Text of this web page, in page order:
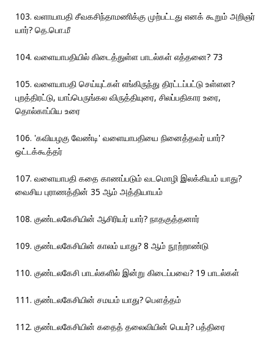
103. வளாயாபதி சீவகசிந்தாமணிக்கு முற்பட்டது எனக் கூறும் அறிஞர்
யார்? தெ.பொ.மீ
104. வளையாபதியில் கிடைத்துள்ள பாடல்கள் எத்தனை? 73
105. வளையாபதி செய்யுட்கள் எங்கிருந்து திரட்டப்பட்டு உள்ளன?
புறத்திரட்டு, யாப்பெருங்கல விருத்தியுரை, சிலப்பதிகார உரை,
தொல்காப்பிய உரை
106. 'கவியழகு வேண்டி' வளையாபதியை நினைத்தவர் யார்?
ஒட்டக்கூத்தர்
107. வளையாபதி கதை காணப்படும் வடமொழி இலக்கியம் யாது?
வைசிய புராணத்தின் 35 ஆம் அத்தியாயம்
108. குண்டலகேசியின் ஆசிரியர் யார்? நாதகுத்தனார்
109. குண்டலகேசியின் காலம் யாது? 8 ஆம் நூற்றாண்டு
110. குண்டலகேசி பாடல்களில் இன்று கிடைப்பவை? 19 பாடல்கள்
111. குண்டலகேசியின் சமயம் யாது? பௌத்தம்
112. குண்டலகேசியின் கதைத் தலைவியின் பெயர்? பத்திரை